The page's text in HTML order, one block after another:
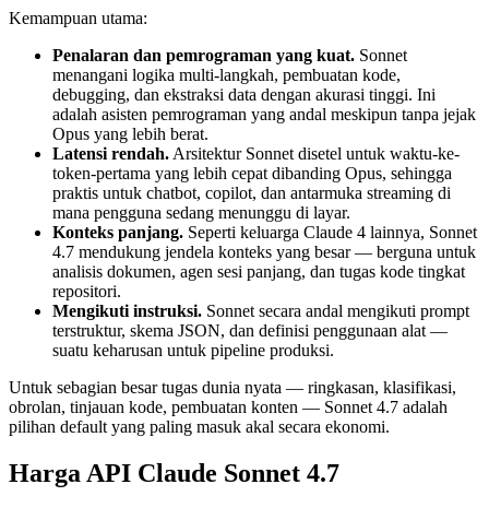
Kemampuan utama:
Penalaran dan pemrograman yang kuat. Sonnet
menangani logika multi-langkah, pembuatan kode,
debugging, dan ekstraksi data dengan akurasi tinggi. Ini
adalah asisten pemrograman yang andal meskipun tanpa jejak
Opus yang lebih berat.
Latensi rendah. Arsitektur Sonnet disetel untuk waktu-ke-
token-pertama yang lebih cepat dibanding Opus, sehingga
praktis untuk chatbot, copilot, dan antarmuka streaming di
mana pengguna sedang menunggu di layar.
Konteks panjang. Seperti keluarga Claude 4 lainnya, Sonnet
4.7 mendukung jendela konteks yang besar — berguna untuk
analisis dokumen, agen sesi panjang, dan tugas kode tingkat
repositori.
Mengikuti instruksi. Sonnet secara andal mengikuti prompt
terstruktur, skema JSON, dan definisi penggunaan alat —
suatu keharusan untuk pipeline produksi.
Untuk sebagian besar tugas dunia nyata — ringkasan, klasifikasi,
obrolan, tinjauan kode, pembuatan konten — Sonnet 4.7 adalah
pilihan default yang paling masuk akal secara ekonomi.
Harga API Claude Sonnet 4.7